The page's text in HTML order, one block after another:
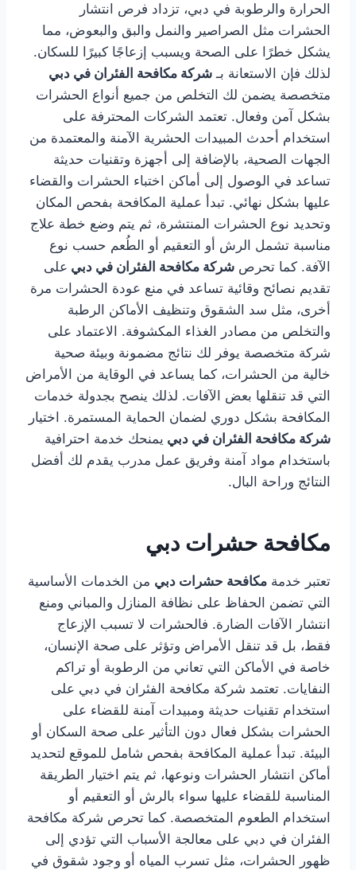
الحرارة والرطوبة في دبي، تزداد فرص انتشار
الحشرات مثل الصراصير والنمل والبق والبعوض، مما
يشكل خطرًا على الصحة ويسبب إزعاجًا كبيرًا للسكان.
لذلك فإن الاستعانة بـ شركة مكافحة الفئران في دبي
متخصصة يضمن لك التخلص من جميع أنواع الحشرات
بشكل آمن وفعال. تعتمد الشركات المحترفة على
استخدام أحدث المبيدات الحشرية الآمنة والمعتمدة من
الجهات الصحية، بالإضافة إلى أجهزة وتقنيات حديثة
تساعد في الوصول إلى أماكن اختباء الحشرات والقضاء
عليها بشكل نهائي. تبدأ عملية المكافحة بفحص المكان
وتحديد نوع الحشرات المنتشرة، ثم يتم وضع خطة علاج
مناسبة تشمل الرش أو التعقيم أو الطُعم حسب نوع
الآفة. كما تحرص شركة مكافحة الفئران في دبي على
تقديم نصائح وقائية تساعد في منع عودة الحشرات مرة
أخرى، مثل سد الشقوق وتنظيف الأماكن الرطبة
والتخلص من مصادر الغذاء المكشوفة. الاعتماد على
شركة متخصصة يوفر لك نتائج مضمونة وبيئة صحية
خالية من الحشرات، كما يساعد في الوقاية من الأمراض
التي قد تنقلها بعض الآفات. لذلك ينصح بجدولة خدمات
المكافحة بشكل دوري لضمان الحماية المستمرة. اختيار
شركة مكافحة الفئران في دبي يمنحك خدمة احترافية
باستخدام مواد آمنة وفريق عمل مدرب يقدم لك أفضل
النتائج وراحة البال.
مكافحة حشرات دبي
تعتبر خدمة مكافحة حشرات دبي من الخدمات الأساسية
التي تضمن الحفاظ على نظافة المنازل والمباني ومنع
انتشار الآفات الضارة. فالحشرات لا تسبب الإزعاج
فقط، بل قد تنقل الأمراض وتؤثر على صحة الإنسان،
خاصة في الأماكن التي تعاني من الرطوبة أو تراكم
النفايات. تعتمد شركة مكافحة الفئران في دبي على
استخدام تقنيات حديثة ومبيدات آمنة للقضاء على
الحشرات بشكل فعال دون التأثير على صحة السكان أو
البيئة. تبدأ عملية المكافحة بفحص شامل للموقع لتحديد
أماكن انتشار الحشرات ونوعها، ثم يتم اختيار الطريقة
المناسبة للقضاء عليها سواء بالرش أو التعقيم أو
استخدام الطعوم المتخصصة. كما تحرص شركة مكافحة
الفئران في دبي على معالجة الأسباب التي تؤدي إلى
ظهور الحشرات، مثل تسرب المياه أو وجود شقوق في